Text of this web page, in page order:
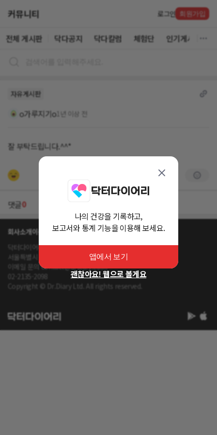
커뮤니티 로그인 회원가입
전체 게시판 닥다공지 닥다칼럼 체험단 인기게시글
자유게시판
o가루지기o1년 이상 전
잘 부탁드립니다.^^*
댓글0
회사소개이용약관개인정보 처리방침
닥터다이어리 대표 : 송제윤
서울특별시 강남구 테헤란로 416 연봉빌딩 8층
이메일 문의 contact@drdiary.co.kr
02-2135-2098
Copyright © Dr.Diary Ltd. All rights reserved.
나의 건강을 기록하고,
보고서와 통계 기능을 이용해 보세요.
앱에서 보기
괜찮아요! 웹으로 볼게요